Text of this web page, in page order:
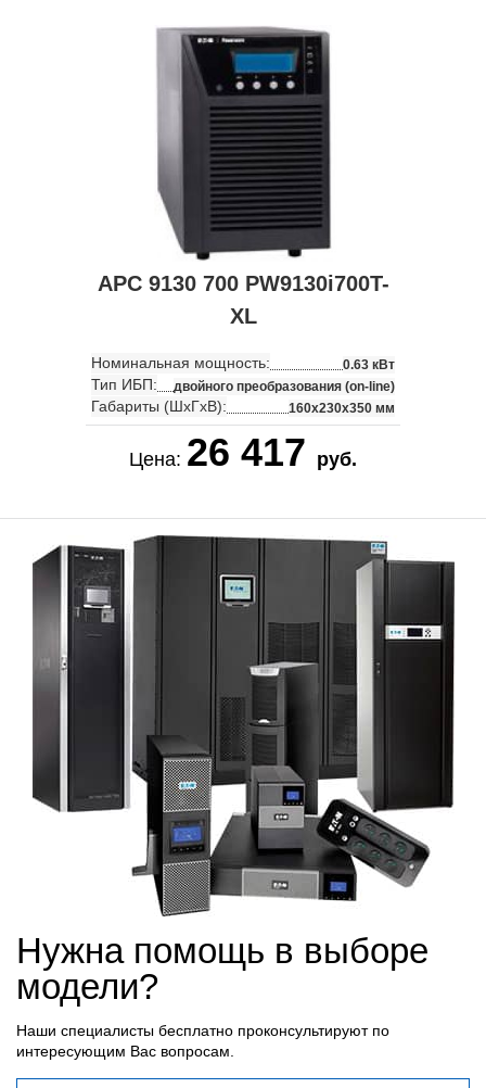
APC 9130 700 PW9130i700T-
XL
Номинальная мощность: 0.63 кВт
Тип ИБП: двойного преобразования (on-line)
Габариты (ШхГхВ): 160x230x350 мм
Цена: 26 417 руб.
Нужна помощь в выборе
модели?
Наши специалисты бесплатно проконсультируют по
интересующим Вас вопросам.